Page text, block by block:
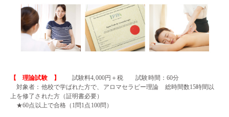
【 理論試験 】
試験料4,000円＋税 試験時間：60分
対象者：他校で学ばれた方で、アロマセラピー理論 総時間数15時間以
上を修了された方（証明書必要）
★60点以上で合格（1問1点100問）